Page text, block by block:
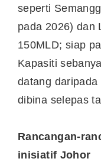
seperti
pada 2026) dan
150MLD; siap
Kapasiti
datang
dibina selepas
Rancangan-
inisiatif Johor